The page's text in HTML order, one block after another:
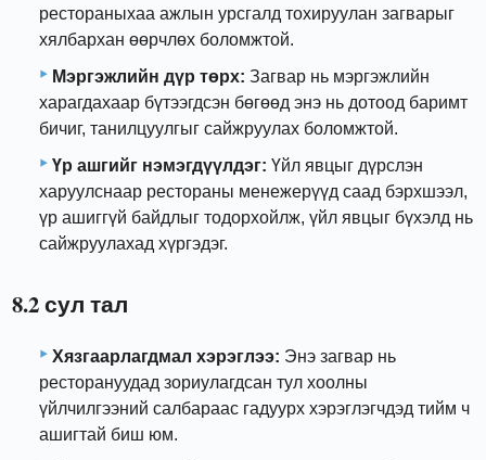
рестораныхаа ажлын урсгалд тохируулан загварыг
хялбархан өөрчлөх боломжтой.
Мэргэжлийн дүр төрх: Загвар нь мэргэжлийн
харагдахаар бүтээгдсэн бөгөөд энэ нь дотоод баримт
бичиг, танилцуулгыг сайжруулах боломжтой.
Үр ашгийг нэмэгдүүлдэг: Үйл явцыг дүрслэн
харуулснаар рестораны менежерүүд саад бэрхшээл,
үр ашиггүй байдлыг тодорхойлж, үйл явцыг бүхэлд нь
сайжруулахад хүргэдэг.
8.2 сул тал
Хязгаарлагдмал хэрэглээ: Энэ загвар нь
ресторануудад зориулагдсан тул хоолны
үйлчилгээний салбараас гадуурх хэрэглэгчдэд тийм ч
ашигтай биш юм.